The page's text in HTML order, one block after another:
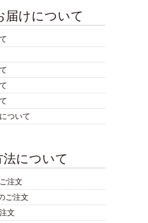
届けについて
ついて
法について
注文
ご注文
文